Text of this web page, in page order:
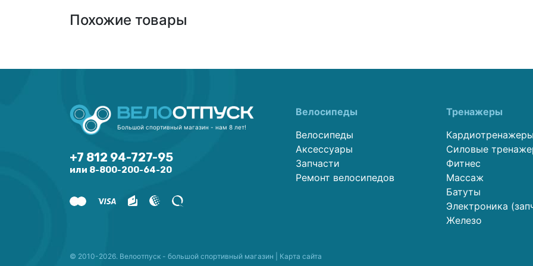
Похожие товары
Большой спортивный магазин - нам 8 лет!
+7 812 94-727-95
или 8-800-200-64-20
Велосипеды
Велосипеды
Аксессуары
Запчасти
Ремонт велосипедов
Тренажеры
Кардиотренажеры
Силовые
Фитнес
Массаж
Батуты
Электроника
Железо
© 2010-2026. Велоотпуск - большой спортивный магазин | Карта сайта